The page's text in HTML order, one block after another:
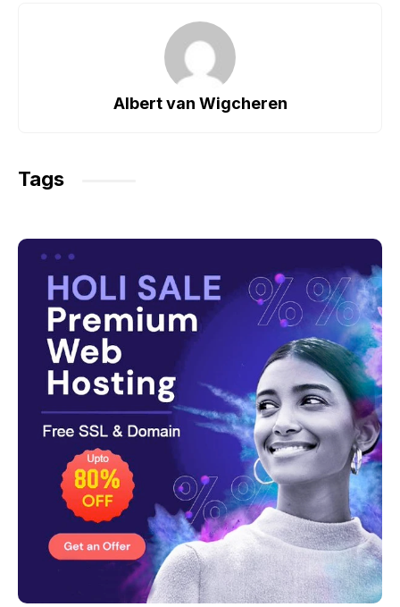
p
gr
a
m
Albert van Wigcheren
Tags